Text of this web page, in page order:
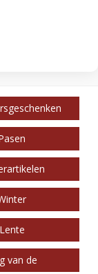
Lente
van de